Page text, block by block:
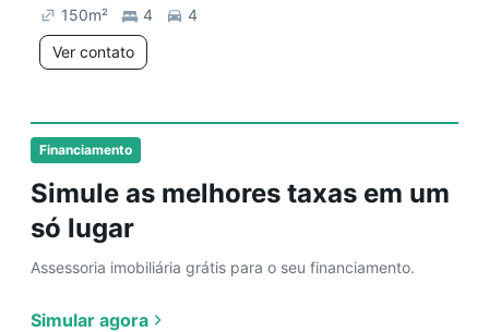
Financiamento
Simule as melhores taxas em um
só lugar
Assessoria imobiliária grátis para o seu financiamento.
Simular agora
150m² 4
4
Ver contato